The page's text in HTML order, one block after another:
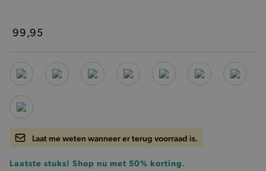
99,95
Laat me weten wanneer er terug voorraad is.
Laatste stuks! Shop nu met 50% korting.